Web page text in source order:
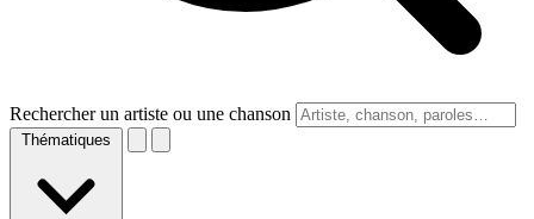
Rechercher un artiste ou une chanson
Thématiques